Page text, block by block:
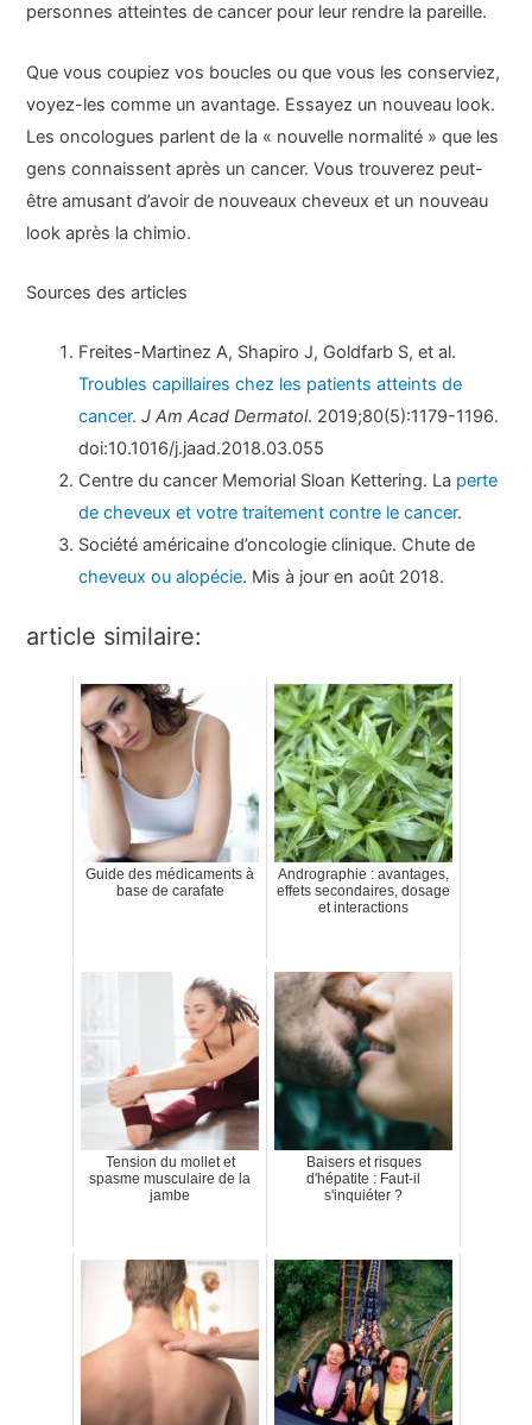
personnes atteintes de cancer pour leur rendre la pareille.
Que vous coupiez vos boucles ou que vous les conserviez,
voyez-les comme un avantage. Essayez un nouveau look.
Les oncologues parlent de la « nouvelle normalité » que les
gens connaissent après un cancer. Vous trouverez peut-
être amusant d’avoir de nouveaux cheveux et un nouveau
look après la chimio.
Sources des articles
Freites-Martinez A, Shapiro J, Goldfarb S, et al.
Troubles capillaires chez les patients atteints de
cancer. J Am Acad Dermatol. 2019;80(5):1179-1196.
doi:10.1016/j.jaad.2018.03.055
Centre du cancer Memorial Sloan Kettering. La perte
de cheveux et votre traitement contre le cancer.
Société américaine d’oncologie clinique. Chute de
cheveux ou alopécie. Mis à jour en août 2018.
article similaire:
Guide des médicaments à
base de carafate
Andrographie : avantages,
effets secondaires, dosage
et interactions
Tension du mollet et
spasme musculaire de la
jambe
Baisers et risques
d'hépatite : Faut-il
s'inquiéter ?